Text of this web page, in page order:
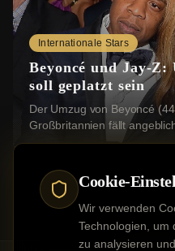
Cookie-
Wir verwenden
Technologien, um
zu analysieren
Internationale Stars
Beyoncé und Jay-Z:
soll geplatzt sein
Der Umzug von Beyoncé
Großbritannien fällt
Grundstück, das die beiden